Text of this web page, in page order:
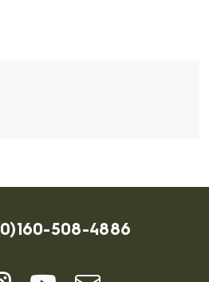
AG - Kontaktdaten
508-4886